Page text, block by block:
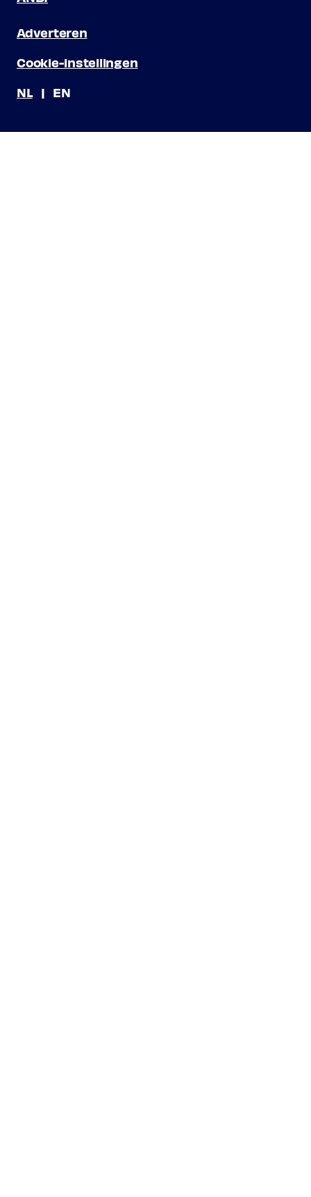
Adverteren
Cookie-instellingen
NL
EN